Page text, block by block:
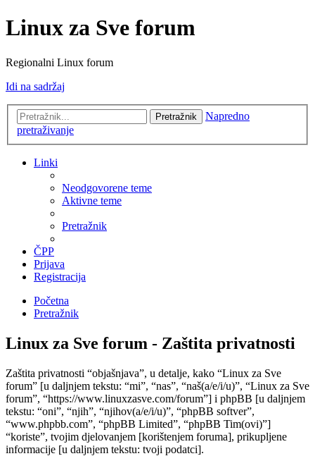
Linux za Sve forum
Regionalni Linux forum
Idi na sadržaj
Pretražnik
Napredno
pretraživanje
Linki
Neodgovorene teme
Aktivne teme
Pretražnik
ČPP
Prijava
Registracija
Početna
Pretražnik
Linux za Sve forum - Zaštita privatnosti
Zaštita privatnosti “objašnjava”, u detalje, kako “Linux za Sve
forum” [u daljnjem tekstu: “mi”, “nas”, “naš(a/e/i/u)”, “Linux za Sve
forum”, “https://www.linuxzasve.com/forum”] i phpBB [u daljnjem
tekstu: “oni”, “njih”, “njihov(a/e/i/u)”, “phpBB softver”,
“www.phpbb.com”, “phpBB Limited”, “phpBB Tim(ovi)”]
“koriste”, tvojim djelovanjem [korištenjem foruma], prikupljene
informacije [u daljnjem tekstu: tvoji podatci].